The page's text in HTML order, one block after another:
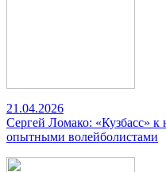
21.04.2026
Сергей Ломако: «Кузбасс» к
опытными волейболистами